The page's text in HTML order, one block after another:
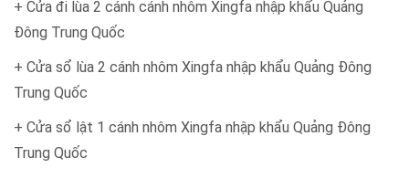
+ Cửa đi lùa 2 cánh cánh nhôm Xingfa nhập khẩu Quảng
Đông Trung Quốc
+ Cửa sổ lùa 2 cánh nhôm Xingfa nhập khẩu Quảng Đông
Trung Quốc
+ Cửa sổ lật 1 cánh nhôm Xingfa nhập khẩu Quảng Đông
Trung Quốc